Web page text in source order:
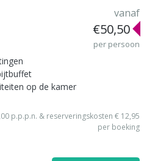
vanaf
€50,50
per persoon
op de kamer
p.p.p.n. & reserveringskosten € 12,95
per boeking